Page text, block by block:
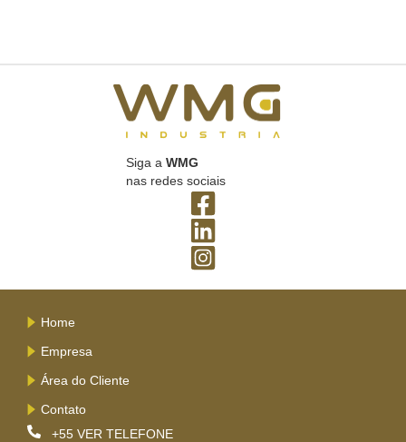
Siga a WMG
nas redes sociais
Home
Empresa
Área do Cliente
Contato
+55 VER TELEFONE